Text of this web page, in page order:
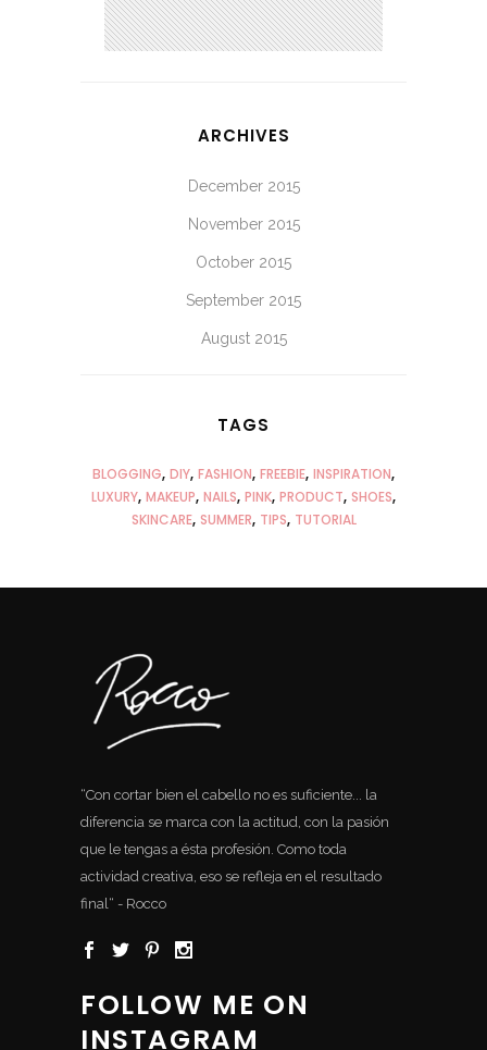
ARCHIVES
December 2015
November 2015
October 2015
September 2015
August 2015
TAGS
BLOGGING DIY FASHION FREEBIE INSPIRATION
LUXURY MAKEUP NAILS PINK PRODUCT SHOES
SKINCARE SUMMER TIPS TUTORIAL
“Con cortar bien el cabello no es suficiente... la
diferencia se marca con la actitud, con la pasión
que le tengas a ésta profesión. Como toda
actividad creativa, eso se refleja en el resultado
final“ - Rocco
FOLLOW ME ON
INSTAGRAM